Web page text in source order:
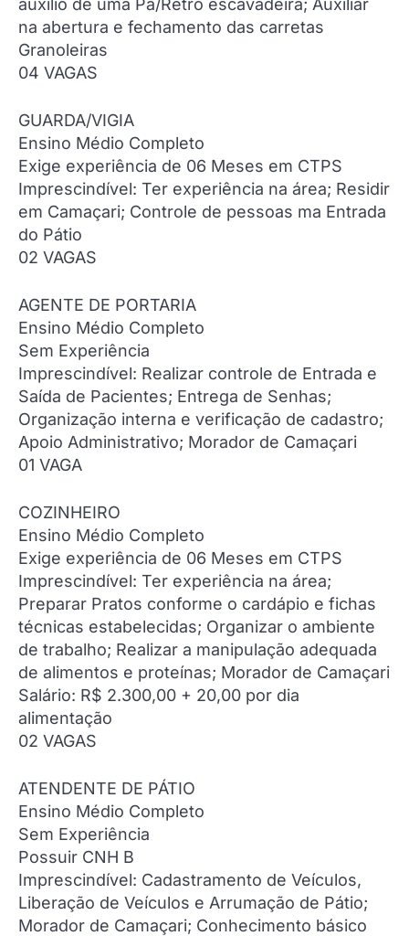
na abertura e fechamento das carretas
Granoleiras
04 VAGAS
GUARDA/VIGIA
Ensino Médio Completo
Exige experiência de 06 Meses em CTPS
Imprescindível: Ter experiência na área; Residir
em Camaçari; Controle de pessoas ma Entrada
do Pátio
02 VAGAS
AGENTE DE PORTARIA
Ensino Médio Completo
Sem Experiência
Imprescindível: Realizar controle de Entrada e
Saída de Pacientes; Entrega de Senhas;
Organização interna e verificação de cadastro;
Apoio Administrativo; Morador de Camaçari
01 VAGA
COZINHEIRO
Ensino Médio Completo
Exige experiência de 06 Meses em CTPS
Imprescindível: Ter experiência na área;
Preparar Pratos conforme o cardápio e fichas
técnicas estabelecidas; Organizar o ambiente
de trabalho; Realizar a manipulação adequada
de alimentos e proteínas; Morador de Camaçari
Salário: R$ 2.300,00 + 20,00 por dia
alimentação
02 VAGAS
ATENDENTE DE PÁTIO
Ensino Médio Completo
Sem Experiência
Possuir CNH B
Imprescindível: Cadastramento de Veículos,
Liberação de Veículos e Arrumação de Pátio;
Morador de Camaçari; Conhecimento básico